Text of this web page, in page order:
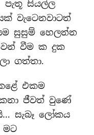
සියල්ල
වැටෙනවාටත්
සුසුම් හෙලන්න
වීම ක දුක
ගත්තා.
එකම
ජීවත් වුණේ
සැබෑ ලෝකය
මට